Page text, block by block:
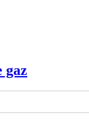
gaz